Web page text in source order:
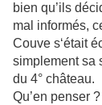
bien qu’ils
mal informés,
Couve s‘était
simplement sa
du 4° château.
Qu’en penser ?